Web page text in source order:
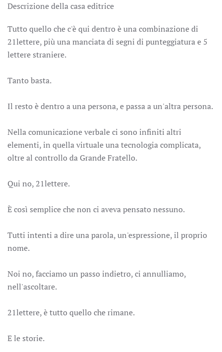
Descrizione della casa editrice
Tutto quello che c'è qui dentro è una combinazione di
21lettere, più una manciata di segni di punteggiatura e 5
lettere straniere.
Tanto basta.
Il resto è dentro a una persona, e passa a un'altra persona.
Nella comunicazione verbale ci sono infiniti altri
elementi, in quella virtuale una tecnologia complicata,
oltre al controllo da Grande Fratello.
Qui no, 21lettere.
È così semplice che non ci aveva pensato nessuno.
Tutti intenti a dire una parola, un'espressione, il proprio
nome.
Noi no, facciamo un passo indietro, ci annulliamo,
nell'ascoltare.
21lettere, è tutto quello che rimane.
E le storie.